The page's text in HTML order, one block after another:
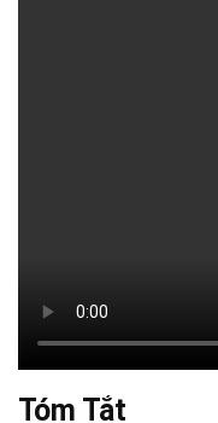
Tóm Tắt